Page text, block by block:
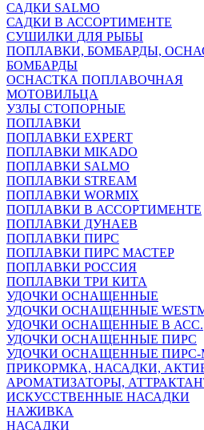
САДКИ SALMO
САДКИ В АССОРТИМЕНТЕ
СУШИЛКИ ДЛЯ РЫБЫ
ПОПЛАВКИ, БОМБАРДЫ,
БОМБАРДЫ
ОСНАСТКА ПОПЛАВОЧНАЯ
МОТОВИЛЬЦА
УЗЛЫ СТОПОРНЫЕ
ПОПЛАВКИ
ПОПЛАВКИ EXPERT
ПОПЛАВКИ MIKADO
ПОПЛАВКИ SALMO
ПОПЛАВКИ STREAM
ПОПЛАВКИ WORMIX
ПОПЛАВКИ В АССОРТИМЕНТЕ
ПОПЛАВКИ ДУНАЕВ
ПОПЛАВКИ ПИРС
ПОПЛАВКИ ПИРС МАСТЕР
ПОПЛАВКИ РОССИЯ
ПОПЛАВКИ ТРИ КИТА
УДОЧКИ ОСНАЩЕННЫЕ
УДОЧКИ ОСНАЩЕННЫЕ
УДОЧКИ ОСНАЩЕННЫЕ В АСС.
УДОЧКИ ОСНАЩЕННЫЕ ПИРС
УДОЧКИ ОСНАЩЕННЫЕ ПИРС-
ПРИКОРМКА, НАСАДКИ,
АРОМАТИЗАТОРЫ,
ИСКУССТВЕННЫЕ НАСАДКИ
НАЖИВКА
НАСАДКИ